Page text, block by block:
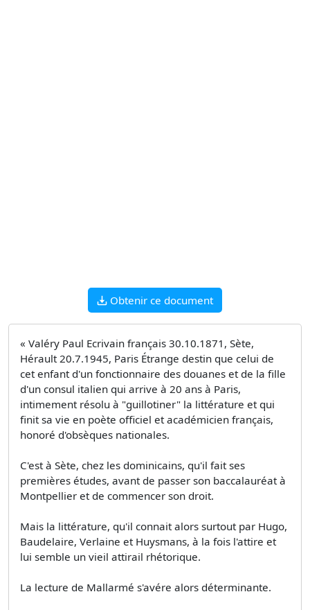
Obtenir ce document
« Valéry Paul Ecrivain français 30.10.1871, Sète,
Hérault 20.7.1945, Paris Étrange destin que celui de
cet enfant d'un fonctionnaire des douanes et de la fille
d'un consul italien qui arrive à 20 ans à Paris,
intimement résolu à "guillotiner" la littérature et qui
finit sa vie en poète officiel et académicien français,
honoré d'obsèques nationales.
C'est à Sète, chez les dominicains, qu'il fait ses
premières études, avant de passer son baccalauréat à
Montpellier et de commencer son droit.
Mais la littérature, qu'il connait alors surtout par Hugo,
Baudelaire, Verlaine et Huysmans, à la fois l'attire et
lui semble un vieil attirail rhétorique.
La lecture de Mallarmé s'avére alors déterminante.